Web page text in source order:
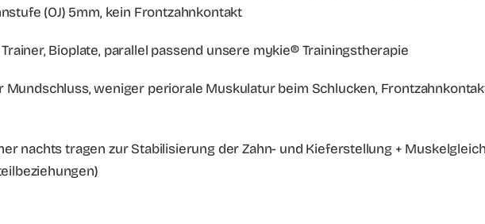
(OJ) 5mm, kein Frontzahnkontakt
Bioplate, parallel passend unsere mykie® Trainingstherapie
weniger periorale Muskulatur beim Schlucken,
nachts tragen zur Stabilisierung der Zahn- und Kieferstellung +